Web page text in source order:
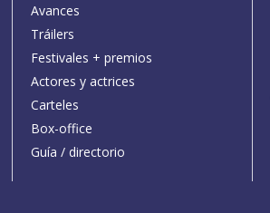
Avances
Tráilers
Festivales + premios
Actores y actrices
Carteles
Box-office
Guía / directorio